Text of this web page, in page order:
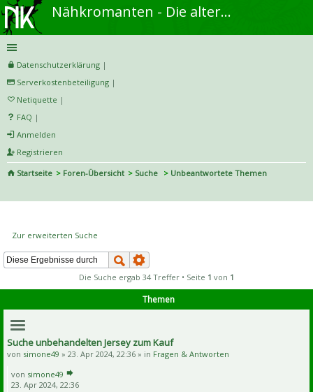
Nähkromanten - Die alternative Näh- und DIY-Community
Datenschutzerklärung |
Serverkostenbeteiligung |
Netiquette |
FAQ |
Anmelden
Registrieren
Startseite
Foren-Übersicht Suche
Unbeantwortete Themen
Zur erweiterten Suche
Die Suche ergab 34 Treffer • Seite 1 von 1
Themen
Suche unbehandelten Jersey zum Kauf
von simone49 » 23. Apr 2024, 22:36 » in Fragen & Antworten
von simone49
23. Apr 2024, 22:36